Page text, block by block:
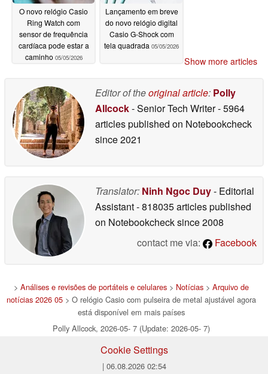
O novo relógio Casio
Ring Watch com
sensor de frequência
cardíaca pode estar a
caminho 05/05/2026
Lançamento em breve
do novo relógio digital
Casio G-Shock com
tela quadrada 05/05/2026
Show more articles
Editor of theoriginal article: Polly
Allcock- Senior Tech Writer- 5964
articles published on Notebookcheck
since 2021
Translator: Ninh Ngoc Duy- Editorial
Assistant- 818035 articles published
on Notebookchecksince 2008
contact me via:
Facebook
> Análises e revisões de portáteis e celulares> Notícias> Arquivo de
notícias 2026 05> O relógio Casio com pulseira de metal ajustável agora
está disponível em mais países
Polly Allcock, 2026-05- 7 (Update: 2026-05- 7)
Cookie Settings
| 06.08.2026 02:54